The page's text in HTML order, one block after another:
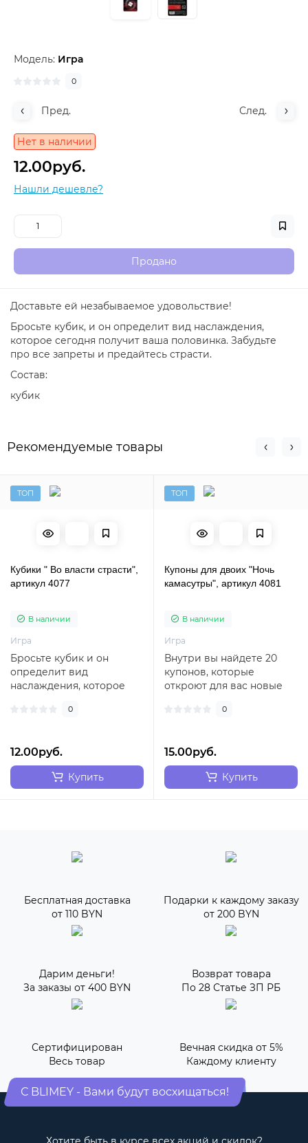
Модель: Игра
0
Пред. След.
Нет в наличии
12.00руб.
Нашли дешевле?
Продано
Доставьте ей незабываемое удовольствие!
Бросьте кубик, и он определит вид наслаждения,
которое сегодня получит ваша половинка. Забудьте
про все запреты и предайтесь страсти.
Состав:
кубик
Рекомендуемые товары
ТОП
Кубики " Во власти страсти",
артикул 4077
В наличии
Игра
Бросьте кубик и он
определит вид
наслаждения, которое
постели. Подарите друг
0
12.00руб.
Купить
ТОП
Купоны для двоих "Ночь
камасутры", артикул 4081
В наличии
Игра
Внутри вы найдете 20
купонов, которые
откроют для вас новые
наслаждения.ЧТО
0
15.00руб.
Купить
Бесплатная доставка
от 110 BYN
Подарки к каждому заказу
от 200 BYN
Дарим деньги!
За заказы от 400 BYN
Возврат товара
По 28 Статье ЗП РБ
Сертифицирован
Весь товар
Вечная скидка от 5%
Каждому клиенту
С BLIMEY - Вами будут восхищаться!